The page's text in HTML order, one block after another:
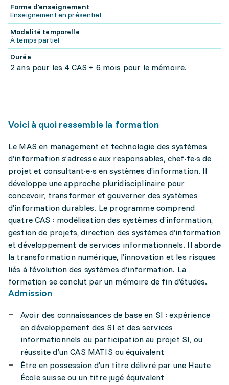
Forme d'enseignement
Enseignement en présentiel
Modalité temporelle
À temps partiel
Durée
2 ans pour les 4 CAS + 6 mois pour le mémoire.
Voici à quoi ressemble la formation
Le MAS en management et technologie des systèmes
d’information s’adresse aux responsables, chef·fe·s de
projet et consultant·e·s en systèmes d’information. Il
développe une approche pluridisciplinaire pour
concevoir, transformer et gouverner des systèmes
d’information durables. Le programme comprend
quatre CAS : modélisation des systèmes d’information,
gestion de projets, direction des systèmes d’information
et développement de services informationnels. Il aborde
la transformation numérique, l’innovation et les risques
liés à l’évolution des systèmes d’information. La
formation se conclut par un mémoire de fin d’études.
Admission
Avoir des connaissances de base en SI : expérience
en développement des SI et des services
informationnels ou participation au projet SI, ou
réussite d’un CAS MATIS ou équivalent
Être en possession d’un titre délivré par une Haute
École suisse ou un titre jugé équivalent